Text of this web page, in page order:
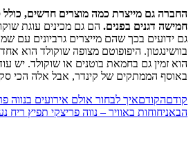
החברה גם מייצרת כמה מוצרים חדשים, כולל
חמישה דגנים בפנים. הם גם מכינים עוגת
גם ידועים בכך שהם מייצרים גרביונים עם
בוושינגטון. היפופוטם מצופה שוקולד הוא
הוא זמין גם בחמאת בוטנים או שוקולד. יש
באוסף הממתקים של קינדר, אבל אלה הכי
קודםהקודםאיך לבחור אולם אירועים בנווה
הבאניחוחות באוויר – נווה פריצקי תפיץ ריח